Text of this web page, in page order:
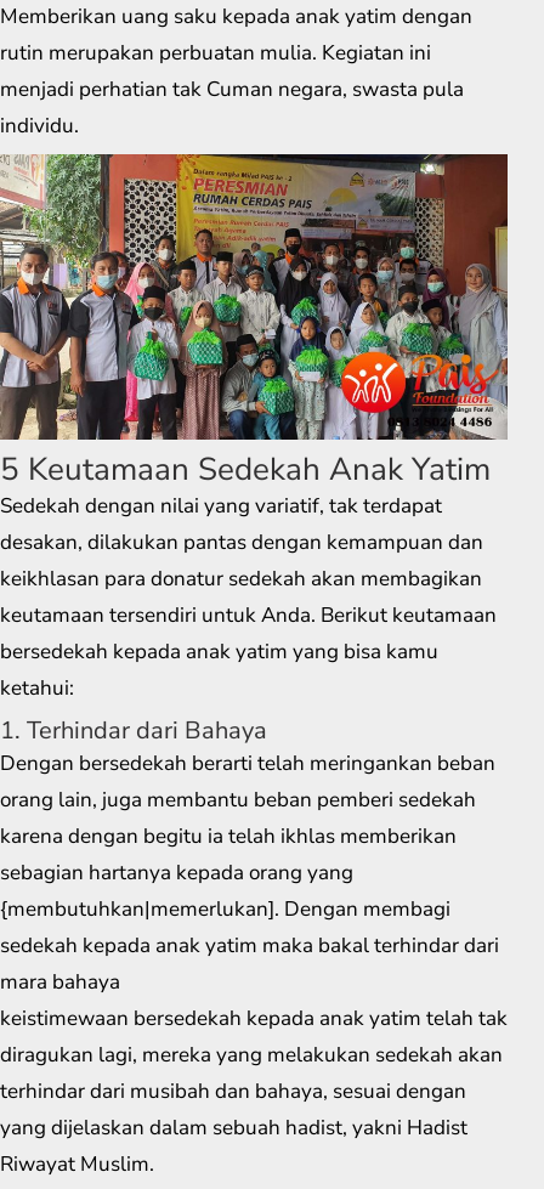
Memberikan uang saku kepada anak yatim dengan
rutin merupakan perbuatan mulia. Kegiatan ini
menjadi perhatian tak Cuman negara, swasta pula
individu.
5 Keutamaan Sedekah Anak Yatim
Sedekah dengan nilai yang variatif, tak terdapat
desakan, dilakukan pantas dengan kemampuan dan
keikhlasan para donatur sedekah akan membagikan
keutamaan tersendiri untuk Anda. Berikut keutamaan
bersedekah kepada anak yatim yang bisa kamu
ketahui:
1. Terhindar dari Bahaya
Dengan bersedekah berarti telah meringankan beban
orang lain, juga membantu beban pemberi sedekah
karena dengan begitu ia telah ikhlas memberikan
sebagian hartanya kepada orang yang
{membutuhkan|memerlukan]. Dengan membagi
sedekah kepada anak yatim maka bakal terhindar dari
mara bahaya
keistimewaan bersedekah kepada anak yatim telah tak
diragukan lagi, mereka yang melakukan sedekah akan
terhindar dari musibah dan bahaya, sesuai dengan
yang dijelaskan dalam sebuah hadist, yakni Hadist
Riwayat Muslim.